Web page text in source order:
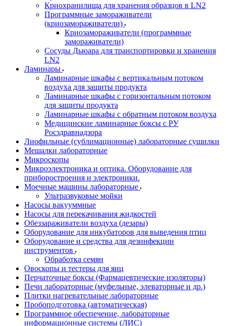
Криохранилища для хранения образцов в LN2
Программные замораживатели
(криозамораживатели)
Криозамораживатели (программные
замораживатели)
Сосуды Дьюара для транспортировки и хранения
LN2
Ламинары
Ламинарные шкафы с вертикальным потоком
воздуха для защиты продукта
Ламинарные шкафы с горизонтальным потоком
для защиты продукта
Ламинарные шкафы с обратным потоком воздуха
Медицинские ламинарные боксы с РУ
Росздравнадзора
Лиофильные (сублимационные) лабораторные сушилки
Мешалки лабораторные
Микроскопы
Микроэлектроника и оптика. Оборудование для
приборостроения и электроники.
Моечные машины лабораторные
Ультразвуковые мойки
Насосы вакууммные
Насосы для перекачивания жидкостей
Обеззараживатели воздуха (дезары)
Оборудование для инкубаторов для выведения птиц
Оборудование и средства для дезинфекции
инструментов
Обработка семян
Овоскопы и тестеры для яиц
Перчаточные боксы (Фармацевтические изоляторы)
Печи лабораторные (муфельные, элеваторные и др.)
Плитки нагревательные лабораторные
Пробоподготовка (автоматическая)
Программное обеспечение, лабораторные
информационные системы (ЛИС)